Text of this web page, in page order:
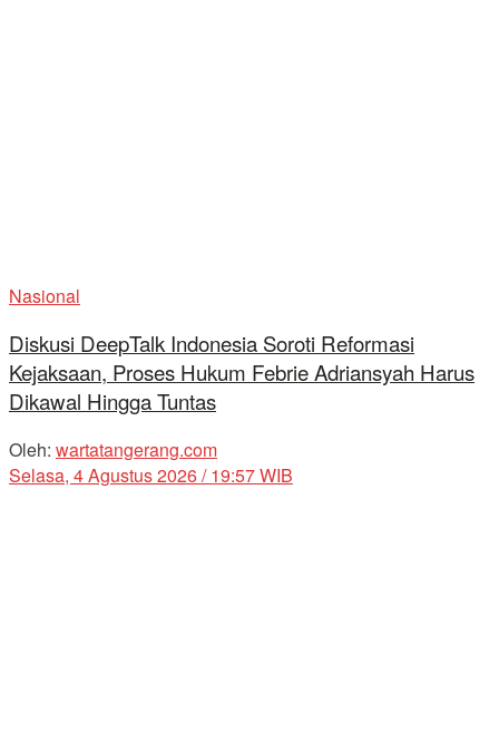
Nasional
Diskusi DeepTalk Indonesia Soroti Reformasi
Kejaksaan, Proses Hukum Febrie Adriansyah Harus
Dikawal Hingga Tuntas
Oleh: wartatangerang.com
Selasa, 4 Agustus 2026 / 19:57 WIB